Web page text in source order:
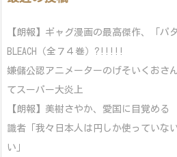
【朗報】ギャグ漫画の最高傑作、「パ
BLEACH（全７４巻）?!!!!!
嫌儲公認アニメーターのげそいくおさ
てスーパー大炎上
【朗報】美樹さやか、愛国に目覚める
識者「我々日本人は円しか使っていな
い」